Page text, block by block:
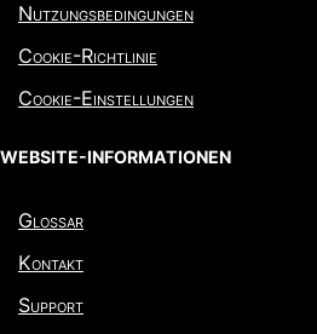
Nutzungsbedingungen
Cookie-Richtlinie
Cookie-Einstellungen
WEBSITE-INFORMATIONEN
Glossar
Kontakt
Support